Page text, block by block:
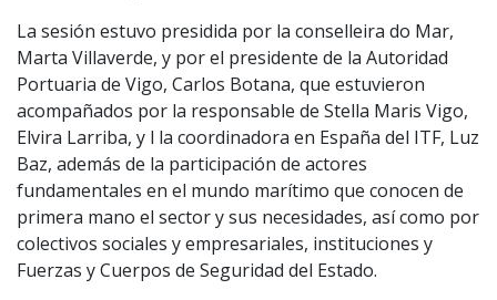
La sesión estuvo presidida por la conselleira do Mar,
Marta Villaverde, y por el presidente de la Autoridad
Portuaria de Vigo, Carlos Botana, que estuvieron
acompañados por la responsable de Stella Maris Vigo,
Elvira Larriba, y l la coordinadora en España del ITF, Luz
Baz, además de la participación de actores
fundamentales en el mundo marítimo que conocen de
primera mano el sector y sus necesidades, así como por
colectivos sociales y empresariales, instituciones y
Fuerzas y Cuerpos de Seguridad del Estado.